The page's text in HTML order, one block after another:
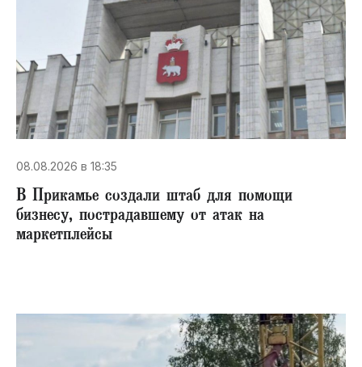
08.08.2026 в 18:35
В Прикамье создали штаб для помощи
бизнесу, пострадавшему от атак на
маркетплейсы